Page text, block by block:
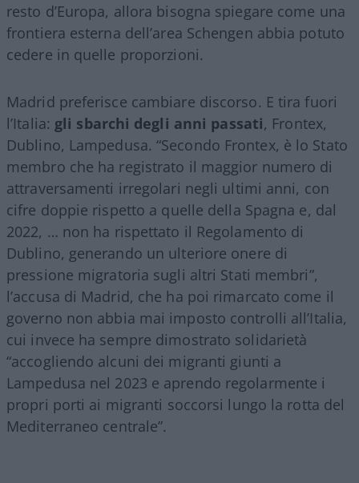
resto d’Europa, allora bisogna spiegare come una
frontiera esterna dell’area Schengen abbia potuto
cedere in quelle proporzioni.
Madrid preferisce cambiare discorso. E tira fuori
l’Italia: gli sbarchi degli anni passati, Frontex,
Dublino, Lampedusa. “Secondo Frontex, è lo Stato
membro che ha registrato il maggior numero di
attraversamenti irregolari negli ultimi anni, con
cifre doppie rispetto a quelle della Spagna e, dal
2022, … non ha rispettato il Regolamento di
Dublino, generando un ulteriore onere di
pressione migratoria sugli altri Stati membri”,
l’accusa di Madrid, che ha poi rimarcato come il
governo non abbia mai imposto controlli all’Italia,
cui invece ha sempre dimostrato solidarietà
“accogliendo alcuni dei migranti giunti a
Lampedusa nel 2023 e aprendo regolarmente i
propri porti ai migranti soccorsi lungo la rotta del
Mediterraneo centrale”.